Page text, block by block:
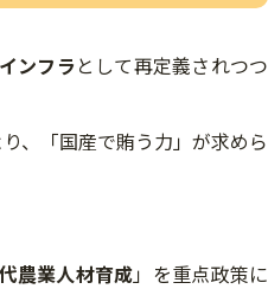
ンフラ として再定義されつつ
、「国産で賄う力」が求めら
農業人材育成」を重点政策に